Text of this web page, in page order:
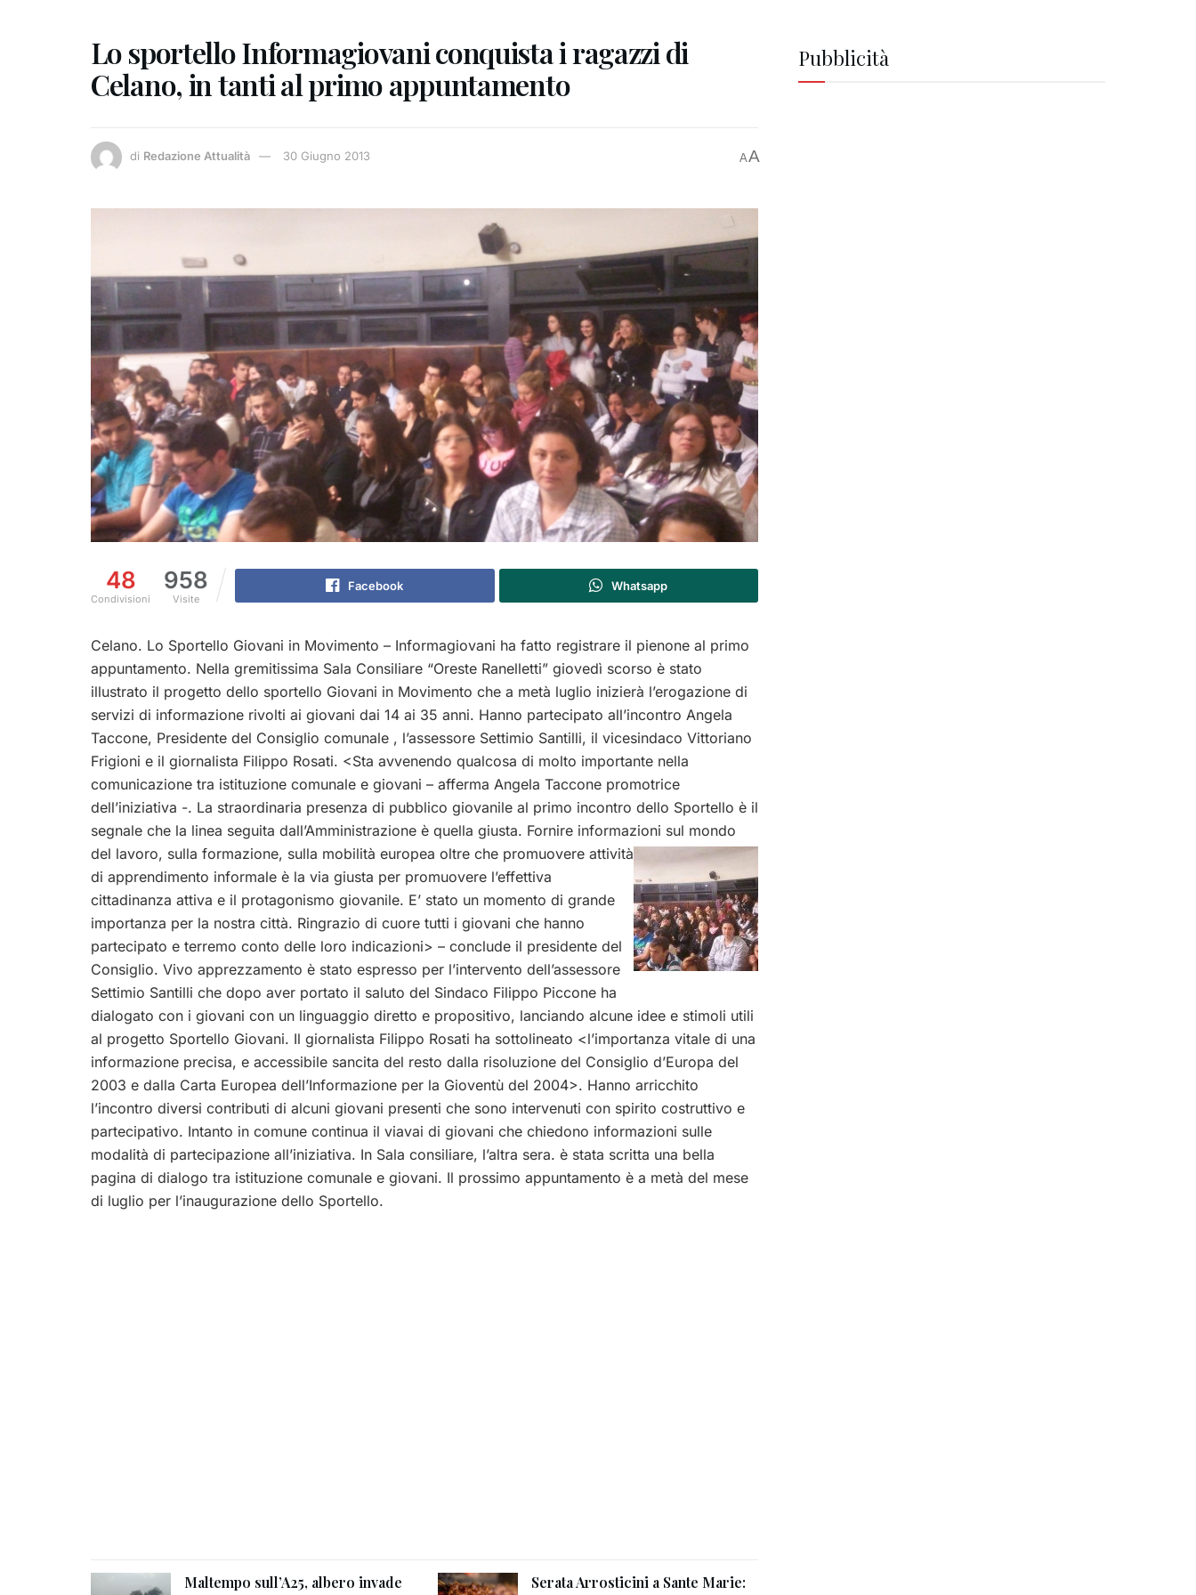
Lo sportello Informagiovani conquista i ragazzi di
Celano, in tanti al primo appuntamento
di Redazione Attualità 30 Giugno 2013 AA
48
Condivisioni
958
Visite
Facebook Whatsapp
Celano. Lo Sportello Giovani in Movimento – Informagiovani ha fatto registrare il pienone al primo
appuntamento. Nella gremitissima Sala Consiliare “Oreste Ranelletti” giovedì scorso è stato
illustrato il progetto dello sportello Giovani in Movimento che a metà luglio inizierà l’erogazione di
servizi di informazione rivolti ai giovani dai 14 ai 35 anni. Hanno partecipato all’incontro Angela
Taccone, Presidente del Consiglio comunale , l’assessore Settimio Santilli, il vicesindaco Vittoriano
Frigioni e il giornalista Filippo Rosati. <Sta avvenendo qualcosa di molto importante nella
comunicazione tra istituzione comunale e giovani – afferma Angela Taccone promotrice
dell’iniziativa -. La straordinaria presenza di pubblico giovanile al primo incontro dello Sportello è il
segnale che la linea seguita dall’Amministrazione è quella giusta. Fornire informazioni sul mondo
del lavoro, sulla formazione, sulla mobilità europea oltre che promuovere attività
di apprendimento informale è la via giusta per promuovere l’effettiva
cittadinanza attiva e il protagonismo giovanile. E’ stato un momento di grande
importanza per la nostra città. Ringrazio di cuore tutti i giovani che hanno
partecipato e terremo conto delle loro indicazioni> – conclude il presidente del
Consiglio. Vivo apprezzamento è stato espresso per l’intervento dell’assessore
Settimio Santilli che dopo aver portato il saluto del Sindaco Filippo Piccone ha
dialogato con i giovani con un linguaggio diretto e propositivo, lanciando alcune idee e stimoli utili
al progetto Sportello Giovani. Il giornalista Filippo Rosati ha sottolineato <l’importanza vitale di una
informazione precisa, e accessibile sancita del resto dalla risoluzione del Consiglio d’Europa del
2003 e dalla Carta Europea dell’Informazione per la Gioventù del 2004>. Hanno arricchito
l’incontro diversi contributi di alcuni giovani presenti che sono intervenuti con spirito costruttivo e
partecipativo. Intanto in comune continua il viavai di giovani che chiedono informazioni sulle
modalità di partecipazione all’iniziativa. In Sala consiliare, l’altra sera. è stata scritta una bella
pagina di dialogo tra istituzione comunale e giovani. Il prossimo appuntamento è a metà del mese
di luglio per l’inaugurazione dello Sportello.
Maltempo sull’A25, albero invade
Serata Arrosticini a Sante Marie:
Pubblicità